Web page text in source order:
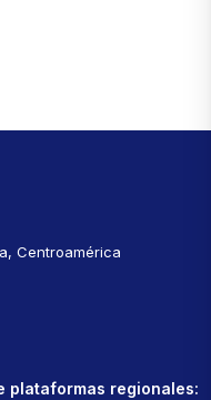
Centroamérica
plataformas regionales: